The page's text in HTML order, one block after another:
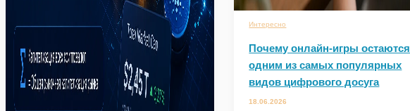
Интересно
Почему онлайн-игры остаются
одним из самых популярных
видов цифрового досуга
18.06.2026